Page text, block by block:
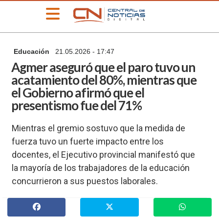
PORTADA
»
Deportes
Educación
Información
General
Locales
Nacionales
Policiales
Educación 21.05.2026 - 17:47
Agmer aseguró que el paro tuvo un
acatamiento del 80%, mientras que
el Gobierno afirmó que el
presentismo fue del 71%
Mientras el gremio sostuvo que la medida de
fuerza tuvo un fuerte impacto entre los
docentes, el Ejecutivo provincial manifestó que
la mayoría de los trabajadores de la educación
concurrieron a sus puestos laborales.